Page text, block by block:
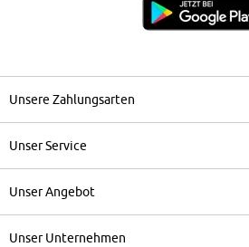
Unsere Zahlungsarten
Unser Service
Unser Angebot
Unser Unternehmen